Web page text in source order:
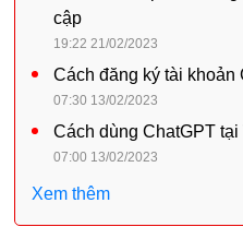
cập
19:22 21/02/2023
Cách đăng ký tài khoản
07:30 13/02/2023
Cách dùng ChatGPT tại
07:00 13/02/2023
Xem thêm